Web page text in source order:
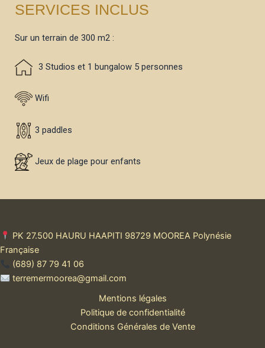
SERVICES INCLUS
Sur un terrain de 300 m2 :
3 Studios et 1 bungalow 5 personnes
Wifi
3 paddles
Jeux de plage pour enfants
PK 27.500 HAURU HAAPITI 98729 MOOREA Polynésie
Française
(689) 87 79 41 06
terremermoorea@gmail.com
Mentions légales
Politique de confidentialité
Conditions Générales de Vente